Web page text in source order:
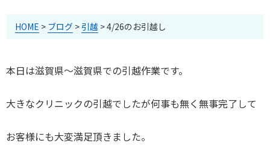
HOME > ブログ > 引越 >4/26のお引越し
本日は滋賀県～滋賀県での引越作業です。
大きなクリニックの引越でしたが何事も無く無事完了して
お客様にも大変満足頂きました。